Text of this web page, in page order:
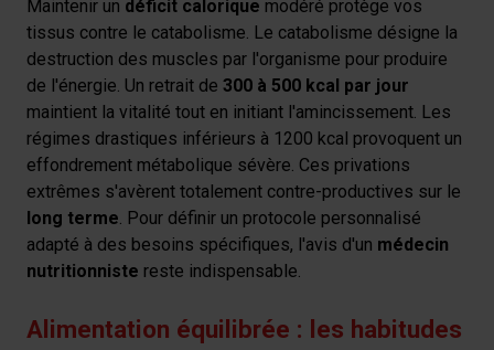
Maintenir un déficit calorique modéré protège vos
tissus contre le catabolisme. Le catabolisme désigne la
destruction des muscles par l'organisme pour produire
de l'énergie. Un retrait de 300 à 500 kcal par jour
maintient la vitalité tout en initiant l'amincissement. Les
régimes drastiques inférieurs à 1200 kcal provoquent un
effondrement métabolique sévère. Ces privations
extrêmes s'avèrent totalement contre-productives sur le
long terme. Pour définir un protocole personnalisé
adapté à des besoins spécifiques, l'avis d'un médecin
nutritionniste reste indispensable.
Alimentation équilibrée : les habitudes